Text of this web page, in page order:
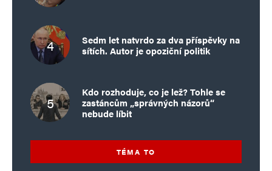
Sedm let natvrdo za dva příspěvky na
sítích. Autor je opoziční politik
Kdo rozhoduje, co je lež? Tohle se
zastáncům „správných názorů“
nebude líbit
TÉMA TO